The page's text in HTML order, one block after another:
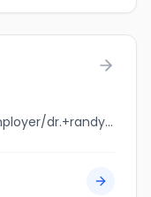
jobbank.gc.ca/browsejobs/employer/dr.+randy+ward/ca